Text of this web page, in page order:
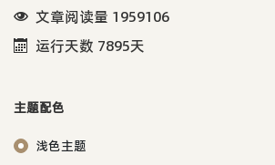
文章阅读量 1959106
运行天数 7895天
主题配色
浅色主题